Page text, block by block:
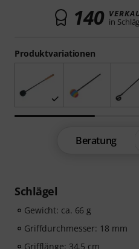
Schlägel
Gewicht: ca. 66 g
Griffdurchmesser: 18 mm
Grifflänge: 34,5 cm
Produktvariationen
140 in
Beratung